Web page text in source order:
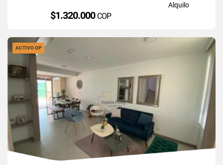
Alquilo
$1.320.000 COP
ACTIVO OP